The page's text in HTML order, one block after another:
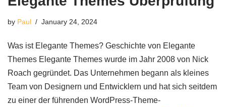
by Paul January 24, 2024
Was ist Elegante Themes? Geschichte von Elegante
Themes Elegante Themes wurde im Jahr 2008 von Nick
Roach gegründet. Das Unternehmen begann als kleines
Team von Designern und Entwicklern und hat sich seitdem
zu einer der führenden WordPress-Theme-